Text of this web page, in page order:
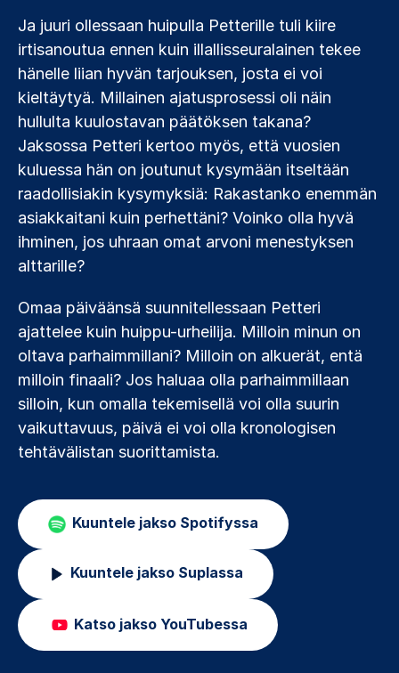
Ja juuri ollessaan huipulla Petterille tuli kiire
irtisanoutua ennen kuin illallisseuralainen tekee
hänelle liian hyvän tarjouksen, josta ei voi
kieltäytyä. Millainen ajatusprosessi oli näin
hullulta kuulostavan päätöksen takana?
Jaksossa Petteri kertoo myös, että vuosien
kuluessa hän on joutunut kysymään itseltään
raadollisiakin kysymyksiä: Rakastanko enemmän
asiakkaitani kuin perhettäni? Voinko olla hyvä
ihminen, jos uhraan omat arvoni menestyksen
alttarille?
Omaa päiväänsä suunnitellessaan Petteri
ajattelee kuin huippu-urheilija. Milloin minun on
oltava parhaimmillani? Milloin on alkuerät, entä
milloin finaali? Jos haluaa olla parhaimmillaan
silloin, kun omalla tekemisellä voi olla suurin
vaikuttavuus, päivä ei voi olla kronologisen
tehtävälistan suorittamista.
Kuuntele jakso Spotifyssa
Kuuntele jakso Suplassa
Katso jakso YouTubessa